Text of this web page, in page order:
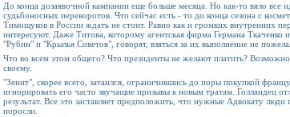
До конца дозаявочной кампании еще больше месяца. Но как-то вяло все
судьбоносных переворотов. Что сейчас есть - то до конца сезона с
Тимощуков в России ждать не стоит. Равно как и громких внутренних
интересуют. Даже Титова, которому агентская фирма Германа Ткаченко
"Рубин" и "Крылья Советов", говорят, взяться за их выполнение не
Что во всем этом общего? Что президенты не желают платить?
своему.
"Зенит", скорее всего, затаился, ограничившись до поры покупкой
игнорировать его часто звучащие призывы к новым тратам. Голландец
результат. Все это заставляет предположить, что нужные Адвокату
поросли.